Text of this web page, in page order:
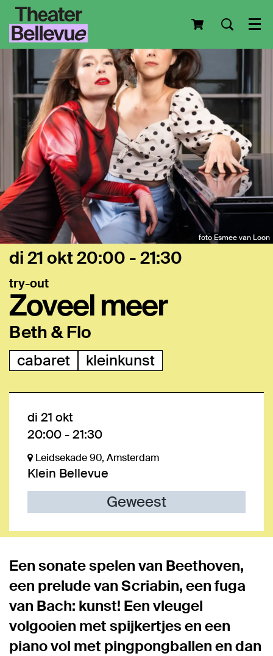
foto Esmee van Loon
Zoveel meer
Beth & Flo
try-out
di 21 okt20:00 - 21:30
cabaret kleinkunst
di 21 okt
20:00-21:30
Leidsekade 90, Amsterdam
Klein Bellevue
Geweest
Een sonate spelen van Beethoven,
een prelude van Scriabin, een fuga
van Bach: kunst! Een vleugel
volgooien met spijkertjes en een
piano vol met pingpongballen en dan